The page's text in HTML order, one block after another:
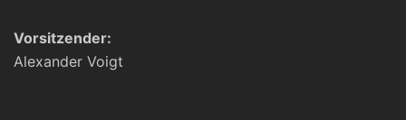
Vorsitzender:
Alexander Voigt